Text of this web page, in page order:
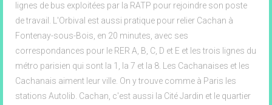
lignes de bus exploitées par la RATP pour rejoindre son poste
de travail. L'Orbival est aussi pratique pour relier Cachan à
Fontenay-sous-Bois, en 20 minutes, avec ses
correspondances pour le RER A, B, C, D et E et les trois lignes du
métro parisien qui sont la 1, la 7 et la 8. Les Cachanaises et les
Cachanais aiment leur ville. On y trouve comme à Paris les
stations Autolib. Cachan, c'est aussi la Cité Jardin et le quartier